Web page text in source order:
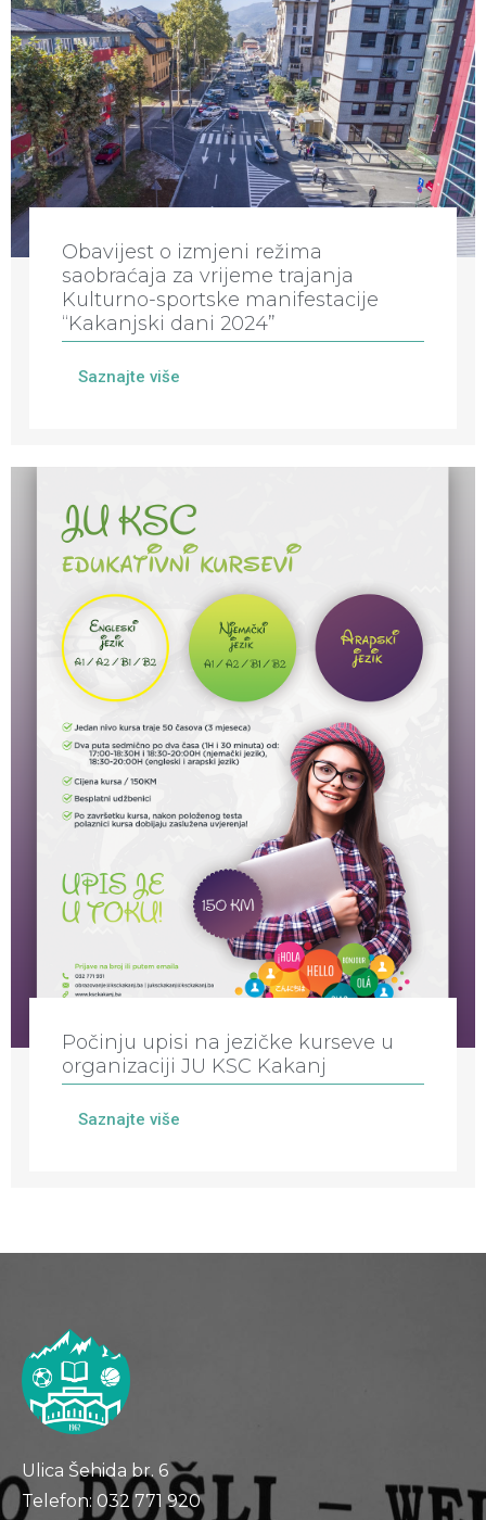
Obavijest o izmjeni režima
saobraćaja za vrijeme trajanja
Kulturno-sportske manifestacije
“Kakanjski dani 2024”
Saznajte više
Počinju upisi na jezičke kurseve u
organizaciji JU KSC Kakanj
Saznajte više
Ulica Šehida br. 6
Telefon: 032 771 920